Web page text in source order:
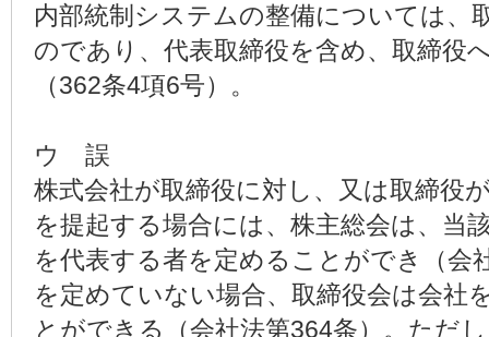
内部統制システムの整備については、
のであり、代表取締役を含め、取締役
（362条4項6号）。
ウ 誤
株式会社が取締役に対し、又は取締役
を提起する場合には、株主総会は、当
を代表する者を定めることができ（会
を定めていない場合、取締役会は会社
とができる（会社法第364条）。ただ